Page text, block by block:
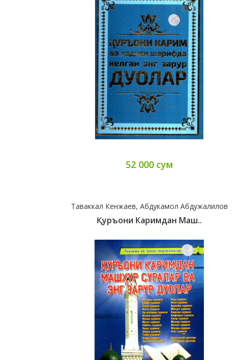
52 000 сум
Таваккал Кенжаев, Абдукамол Абдужалилов
Қуръони Каримдан Маш..